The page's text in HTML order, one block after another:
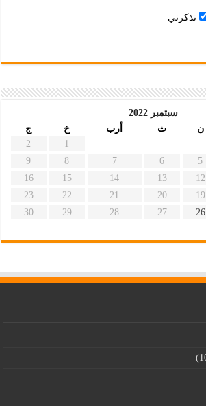
تذكرني
سبتمبر 2022
ن ث أرب خ
ج
1
2
5
6
7
8
9
12
13
14
15
16
19
20
21
22
23
26
27
28
29
30